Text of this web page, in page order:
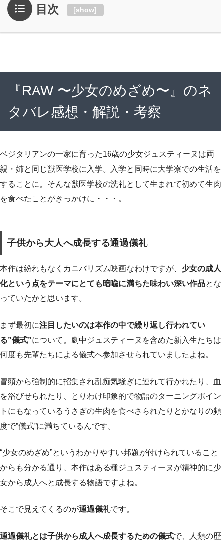
目次 [show]
『RAW 〜少女のめざめ〜』のネ
タバレ感想・解説・考察
ベジタリアンの一家に育った16歳の少女ジュスティーヌは両
親・姉と同じ獣医学校に入学。入学と同時に大学寮での生活を
することに。そんな獣医学校の洗礼として生まれて初めて生肉
を食べたことがきっかけに・・・。
子供から大人へ成長する通過儀礼
本作は紛れもなくカニバリズム映画なわけですが、 少女の成人
化という点をテーマにとても暗喩に満ちた味わい深い作品とな
っていたかと思います。
まず最初に注目したいのは本作の中で繰り返し行われてい
る”儀式”について。劇中ジュスティーヌを含めた新入生たちは
何度も先輩たちによる儀式へ参加させられていましたよね。
冒頭から強制的に招集され乱痴気騒ぎに連れて行かれたり、血
を浴びせられたり、とりわけ印象的で物語のターニングポイン
トにもなっているうさぎの生肉を食べさられたりとかなりの頻
度で”儀式”に満ちているんです。
“少女のめざめ”というわかりやすい邦題が付けられていること
からも分かる通り、本作はある種ジュスティーヌが精神的に少
女から成人へと成長する物語ですよね。
そこで見えてくるのが通過儀礼です。
通過儀礼とは子供から成人へ成長するための儀式で、人類の歴